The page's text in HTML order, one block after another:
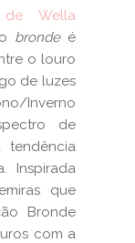
de Wella
brondeé
o louro
de luzes
Inverno
de
tendência
Inspirada
que
Bronde
com a